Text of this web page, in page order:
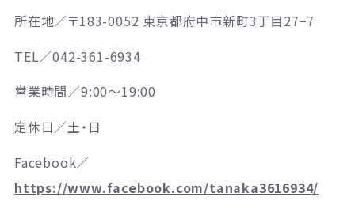
所在地／〒183-0052 東京都府中市新町3丁目27−7
TEL／042-361-6934
営業時間／9:00～19:00
定休日／土・日
Facebook／
https://www.facebook.com/tanaka3616934/